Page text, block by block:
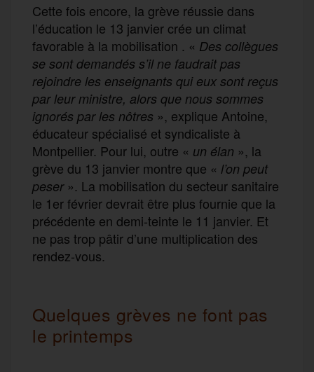
Cette fois encore, la grève réussie dans
l’éducation le 13 janvier crée un climat
favorable à la mobilisation . « Des collègues
se sont demandés s’il ne faudrait pas
rejoindre les enseignants qui eux sont reçus
par leur ministre, alors que nous sommes
ignorés par les nôtres », explique Antoine,
éducateur spécialisé et syndicaliste à
Montpellier. Pour lui, outre « un élan », la
grève du 13 janvier montre que « l’on peut
peser». La mobilisation du secteur sanitaire
le 1er février devrait être plus fournie que la
précédente en demi-teinte le 11 janvier. Et
ne pas trop pâtir d’une multiplication des
rendez-vous.
Quelques grèves ne font pas
le printemps